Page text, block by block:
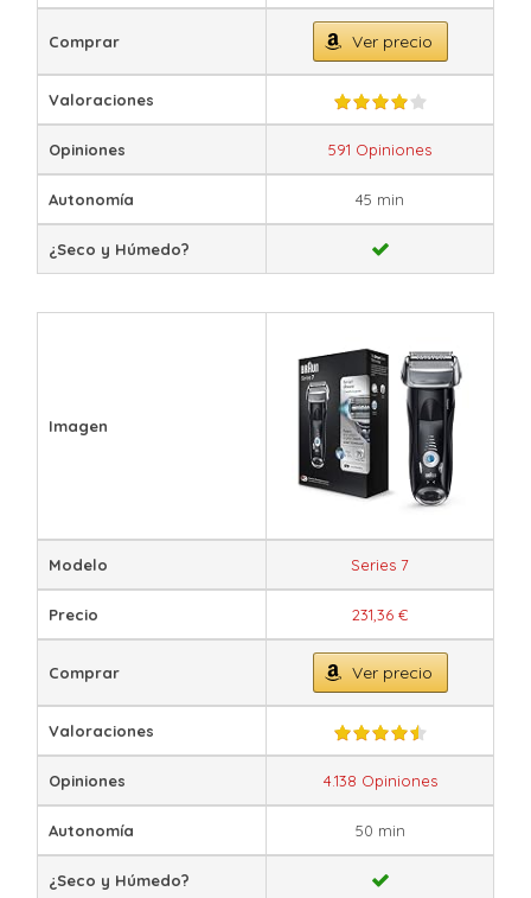
Comprar Ver precio
Valoraciones
Opiniones 591 Opiniones
Autonomía 45 min
¿Seco y Húmedo?
Imagen
Modelo Series 7
Precio 231,36 €
Comprar Ver precio
Valoraciones
Opiniones 4.138 Opiniones
Autonomía 50 min
¿Seco y Húmedo?